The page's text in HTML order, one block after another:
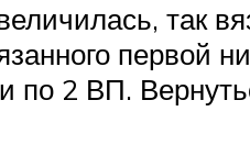
так
первой
2 ВП.